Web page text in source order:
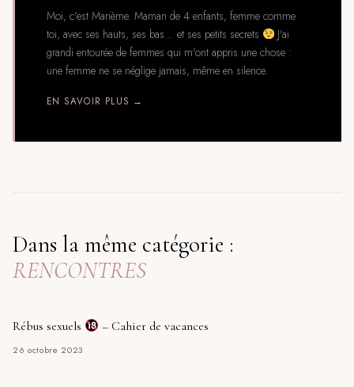
Moi, c'est Marième. Maman de 4 enfants, femme comme
toi, avec ses hauts, ses bas… et ses petits secrets
J'ai
grandi entourée de femmes qui m'ont appris une chose :
une femme ne se néglige jamais, même en silence.
EN SAVOIR PLUS →
Dans la même catégorie :
RENCONTRES
Rébus sexuels – Cahier de vacances
26 octobre 2023